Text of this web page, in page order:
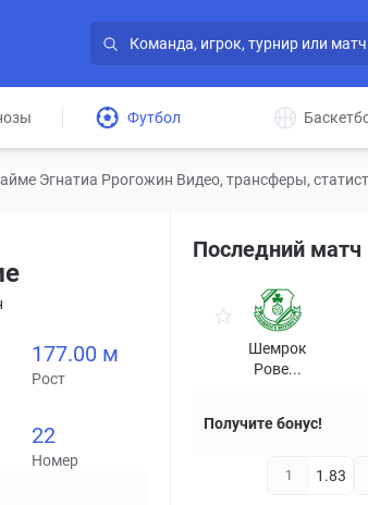
Футбол
Эгнатиа Ррогожин Видео, трансферы,
177.00 м
Рост
22
Номер
Последний матч
Шемрок
Рове...
Получите бонус!
1 1.83